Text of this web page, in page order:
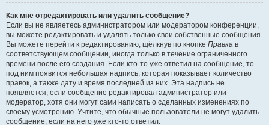
Как мне отредактировать или удалить сообщение?
Если вы не являетесь администратором или модератором конференции,
вы можете редактировать и удалять только свои собственные сообщения.
Вы можете перейти к редактированию, щёлкнув по кнопке Правка в
соответствующем сообщении, иногда только в течение ограниченного
времени после его создания. Если кто-то уже ответил на сообщение, то
под ним появится небольшая надпись, которая показывает количество
правок, а также дату и время последней из них. Эта надпись не
появляется, если сообщение редактировал администратор или
модератор, хотя они могут сами написать о сделанных изменениях по
своему усмотрению. Учтите, что обычные пользователи не могут удалить
сообщение, если на него уже кто-то ответил.